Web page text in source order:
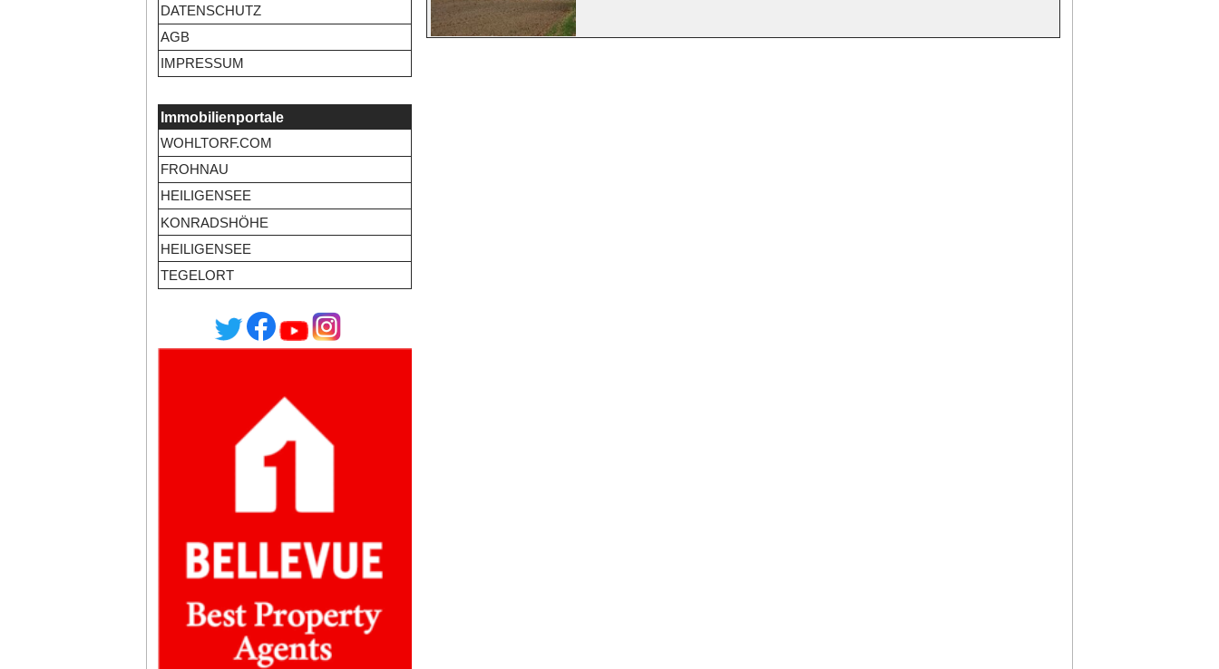
DATENSCHUTZ
AGB
IMPRESSUM
Immobilienportale
WOHLTORF.COM
FROHNAU
HEILIGENSEE
KONRADSHÖHE
HEILIGENSEE
TEGELORT